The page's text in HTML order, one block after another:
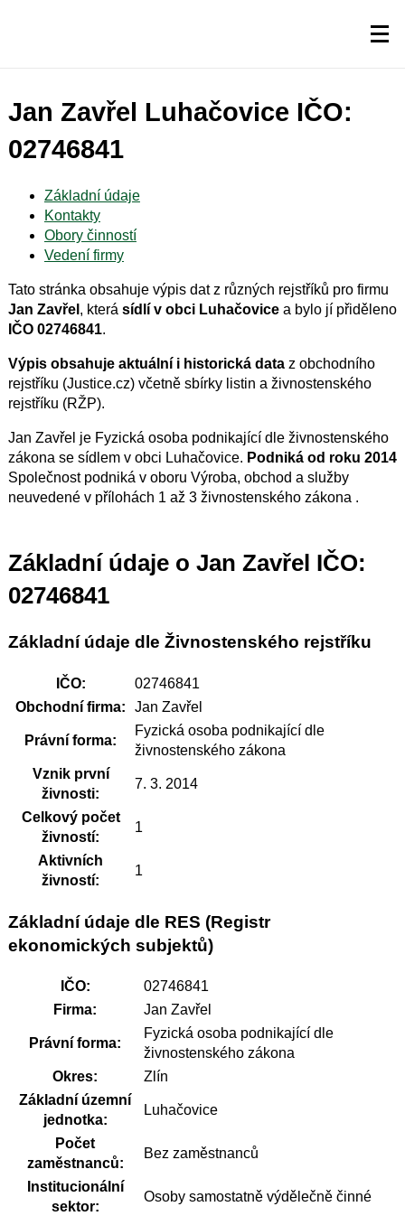
Jan Zavřel Luhačovice IČO:
02746841
Základní údaje
Kontakty
Obory činností
Vedení firmy
Tato stránka obsahuje výpis dat z různých rejstříků pro firmu
Jan Zavřel , která sídlí v obci Luhačovicea bylo jí přiděleno
IČO 02746841.
Výpis obsahuje aktuální i historická dataz obchodního
rejstříku (Justice.cz) včetně sbírky listin a živnostenského
rejstříku (RŽP).
Jan Zavřel je Fyzická osoba podnikající dle živnostenského
zákona se sídlem v obci Luhačovice. Podniká od roku 2014
Společnost podniká v oboru Výroba, obchod a služby
neuvedené v přílohách 1 až 3 živnostenského zákona .
Základní údaje o Jan Zavřel IČO:
02746841
Základní údaje dle Živnostenského rejstříku
IČO:
02746841
Obchodní firma:
Jan Zavřel
Právní forma:
Fyzická osoba podnikající dle
živnostenského zákona
Vznik první
živnosti:
7. 3. 2014
Celkový počet
živností:
1
Aktivních
živností:
1
Základní údaje dle RES (Registr
ekonomických subjektů)
IČO:
02746841
Firma:
Jan Zavřel
Právní forma:
Fyzická osoba podnikající dle
živnostenského zákona
Okres:
Zlín
Základní územní
jednotka:
Luhačovice
Počet
zaměstnanců:
Bez zaměstnanců
Institucionální
sektor:
Osoby samostatně výdělečně činné